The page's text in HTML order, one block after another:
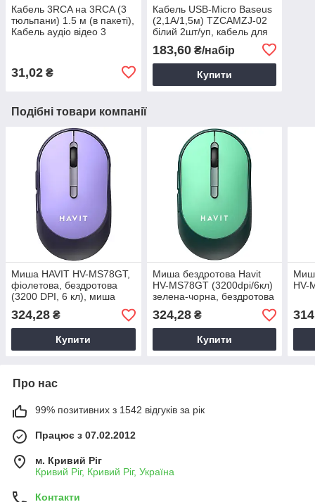
Кабель 3RCA на 3RCA (3
тюльпани) 1.5 м (в пакеті),
Кабель аудіо відео 3
31,02 ₴
Кабель USB-Micro Baseus
(2,1A/1,5м) TZCAMZJ-02
білий 2шт/уп, кабель для
183,60₴/набір
Купити
Подібні товари компанії
Миша HAVIT HV-MS78GT,
фіолетова, бездротова
(3200 DPI, 6 кл), миша
оптична бездротова
324,28 ₴
Купити
Миша бездротова Havit
HV-MS78GT (3200dpi/6кл)
зелена-чорна, бездротова
миша з регулюванням DPI
324,28₴
Купити
HV-
Про нас
99% позитивних з 1542 відгуків за рік
Працює з 07.02.2012
м. Кривий Ріг
Кривий Ріг, Кривий Ріг, Україна
Контакти